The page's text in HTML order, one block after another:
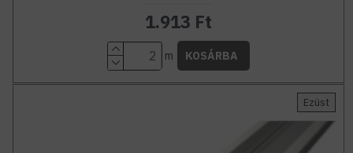
1.913 Ft
m KOSÁRBA
Ezüst